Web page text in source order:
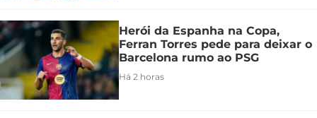
Herói da Espanha na Copa,
Ferran Torres pede para deixar o
Barcelona rumo ao PSG
Há 2 horas